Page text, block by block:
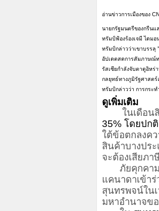
อ่านข่าวการเมืองของ
นายกรัฐมนตรีของกรีนแ
ทรัมป์ฟ้องร้องเจมี ไดมอ
ทรัมป์กล่าวว่าเขาบรรลุ
อัปเดตสดการสัมภาษณ์
รัสเซียกำลังจับตาดูอิหร่
กลยุทธ์ทางภูมิรัฐศาสต
ทรัมป์กล่าวว่า การกระท
ดูเพิ่มเติม
ในเดือนสิง
35% โดยปก
ใต้ข้อตกลงค
สินค้าบางปร
จะต้องเสียภา
ภัยคุกคามด้
แคนาดาเข้าร่
สุนทรพจน์ใน
มหาอำนาจข